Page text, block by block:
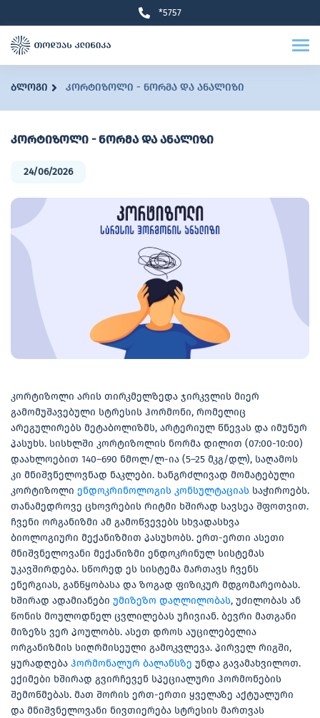
*5757
ბლოგი კორტიზოლი - ნორმა და ანალიზი
კორტიზოლი - ნორმა და ანალიზი
24/06/2026
კორტიზოლი არის თირკმელზედა ჯირკვლის მიერ
გამომუშავებული სტრესის ჰორმონი, რომელიც
არეგულირებს მეტაბოლიზმს, არტერიულ წნევას და იმუნურ
პასუხს. სისხლში კორტიზოლის ნორმა დილით (07:00-10:00)
დაახლოებით 140–690 ნმოლ/ლ-ია (5–25 მკგ/დლ), საღამოს
კი მნიშვნელოვნად ნაკლები. ხანგრძლივად მომატებული
კორტიზოლი ენდოკრინოლოგის კონსულტაციას საჭიროებს.
თანამედროვე ცხოვრების რიტმი ხშირად სავსეა შფოთვით.
ჩვენი ორგანიზმი ამ გამოწვევებს სხვადასხვა
ბიოლოგიური მექანიზმით პასუხობს. ერთ-ერთი ასეთი
მნიშვნელოვანი მექანიზმი ენდოკრინულ სისტემას
უკავშირდება. სწორედ ეს სისტემა მართავს ჩვენს
ენერგიას, განწყობასა და ზოგად ფიზიკურ მდგომარეობას.
ხშირად ადამიანები უმიზეზო დაღლილობას, უძილობას ან
წონის მოულოდნელ ცვლილებას უჩივიან. ბევრი მათგანი
მიზეზს ვერ პოულობს. ასეთ დროს აუცილებელია
ორგანიზმის სიღრმისეული გამოკვლევა. პირველ რიგში,
ყურადღება ჰორმონალურ ბალანსზე უნდა გავამახვილოთ.
ექიმები ხშირად გვირჩევენ სპეციალური ჰორმონების
შემოწმებას. მათ შორის ერთ-ერთი ყველაზე აქტუალური
და მნიშვნელოვანი ნივთიერება სტრესის მართვას